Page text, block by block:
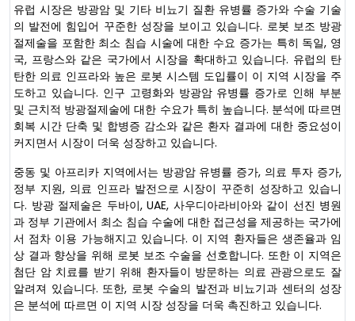
유럽 시장은 방광암 및 기타 비뇨기 질환 유병률 증가와 수술 기술
의 발전에 힘입어 꾸준한 성장을 보이고 있습니다. 로봇 보조 방광
절제술을 포함한 최소 침습 시술에 대한 수요 증가는 특히 독일, 영
국, 프랑스와 같은 국가에서 시장을 확대하고 있습니다. 유럽의 탄
탄한 의료 인프라와 높은 로봇 시스템 도입률이 이 지역 시장을 주
도하고 있습니다. 인구 고령화와 방광암 유병률 증가로 인해 부분
및 근치적 방광절제술에 대한 수요가 특히 높습니다. 분석에 따르면
회복 시간 단축 및 합병증 감소와 같은 환자 결과에 대한 중요성이
커지면서 시장이 더욱 성장하고 있습니다.
중동 및 아프리카 지역에서는 방광암 유병률 증가, 의료 투자 증가,
정부 지원, 의료 인프라 발전으로 시장이 꾸준히 성장하고 있습니
다. 방광 절제술은 두바이, UAE, 사우디아라비아와 같이 선진 병원
과 정부 기관에서 최소 침습 수술에 대한 접근성을 제공하는 국가에
서 점차 이용 가능해지고 있습니다. 이 지역 환자들은 생존율과 임
상 결과 향상을 위해 로봇 보조 수술을 선호합니다. 또한 이 지역은
첨단 암 치료를 받기 위해 환자들이 방문하는 의료 관광으로도 잘
알려져 있습니다. 또한, 로봇 수술의 발전과 비뇨기과 센터의 성장
은 분석에 따르면 이 지역 시장 성장을 더욱 촉진하고 있습니다.